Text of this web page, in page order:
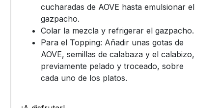
cucharadas de AOVE hasta emulsionar el
gazpacho.
Colar la mezcla y refrigerar el gazpacho.
Para el Topping: Añadir unas gotas de
AOVE, semillas de calabaza y el calabizo,
previamente pelado y troceado, sobre
cada uno de los platos.